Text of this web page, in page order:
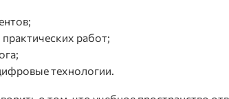
работ;
технологии.